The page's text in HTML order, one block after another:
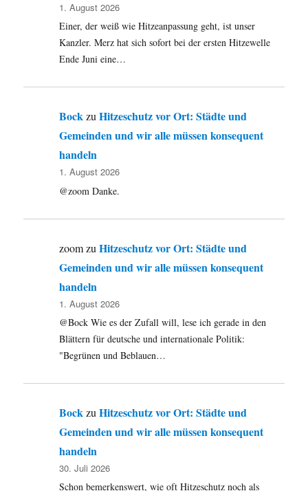
1. August 2026
Einer, der weiß wie Hitzeanpassung geht, ist unser
Kanzler. Merz hat sich sofort bei der ersten Hitzewelle
Ende Juni eine…
BockzuHitzeschutz vor Ort: Städte und
Gemeinden und wir alle müssen konsequent
handeln
1. August 2026
@zoom Danke.
zoomzuHitzeschutz vor Ort: Städte und
Gemeinden und wir alle müssen konsequent
handeln
1. August 2026
@Bock Wie es der Zufall will, lese ich gerade in den
Blättern für deutsche und internationale Politik:
"Begrünen und Beblauen…
Bock zuHitzeschutz vor Ort: Städte und
Gemeinden und wir alle müssen konsequent
handeln
30. Juli 2026
Schon bemerkenswert, wie oft Hitzeschutz noch als